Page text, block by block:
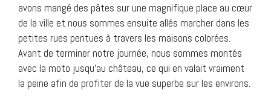
avons mangé des pâtes sur une magnifique place au cœur
de la ville et nous sommes ensuite allés marcher dans les
petites rues pentues à travers les maisons colorées.
Avant de terminer notre journée, nous sommes montés
avec la moto jusqu’au château, ce qui en valait vraiment
la peine afin de profiter de la vue superbe sur les environs.